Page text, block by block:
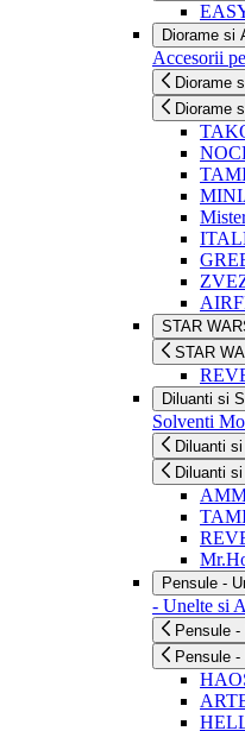
Diorame si
Accesorii
Diorame
Diorame
STAR
STAR
Diluanti si
Solventi
Diluanti
Diluanti
Pensule -
- Unelte si
Pensule
Pensule